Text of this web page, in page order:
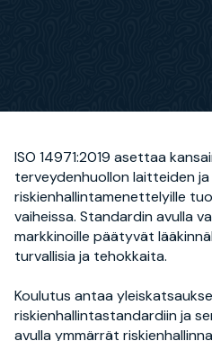
ISO 14971:2019 asettaa
terveydenhuollon laitteiden
riskienhallintamenettelyille
vaiheissa. Standardin avulla
markkinoille päätyvät
turvallisia ja tehokkaita.
Koulutus antaa
riskienhallintastandardiin ja
avulla ymmärrät